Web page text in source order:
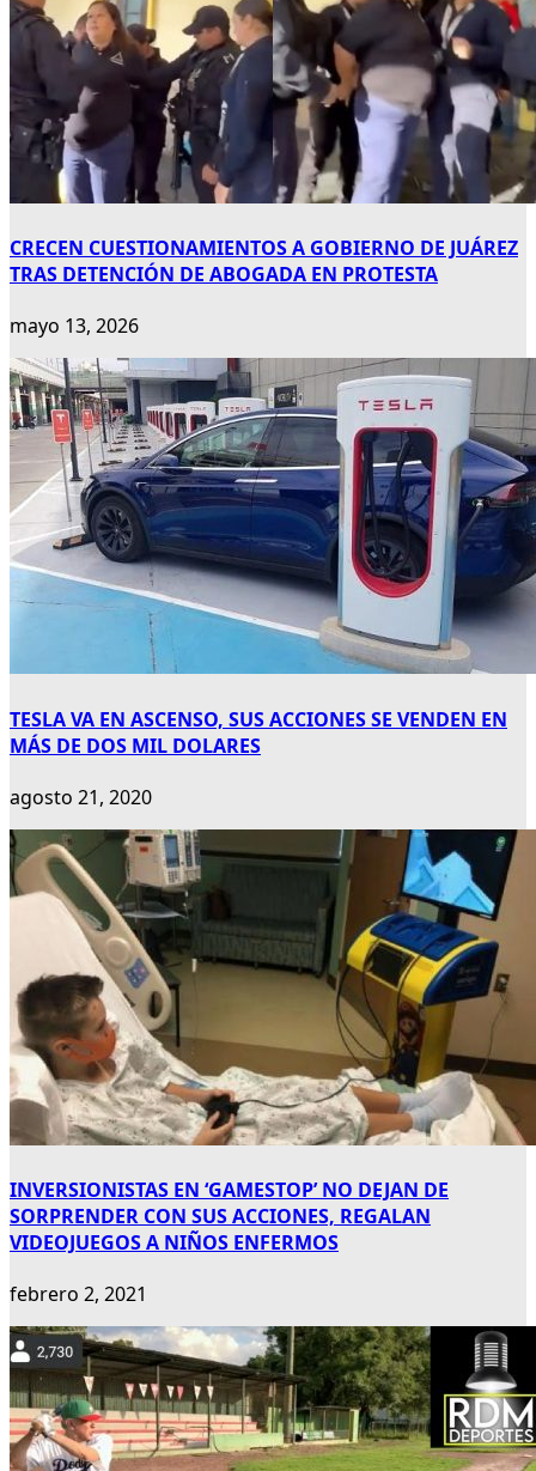
CRECEN CUESTIONAMIENTOS A GOBIERNO DE JUÁREZ
TRAS DETENCIÓN DE ABOGADA EN PROTESTA
mayo 13, 2026
TESLA VA EN ASCENSO, SUS ACCIONES SE VENDEN EN
MÁS DE DOS MIL DOLARES
agosto 21, 2020
INVERSIONISTAS EN ‘GAMESTOP’ NO DEJAN DE
SORPRENDER CON SUS ACCIONES, REGALAN
VIDEOJUEGOS A NIÑOS ENFERMOS
febrero 2, 2021